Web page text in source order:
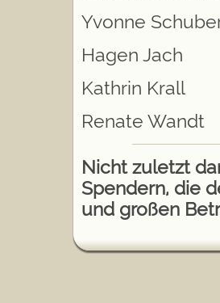
Yvonne
Hagen Jach
Kathrin Krall
Renate Wandt
Nicht zuletzt
Spendern, die
und großen